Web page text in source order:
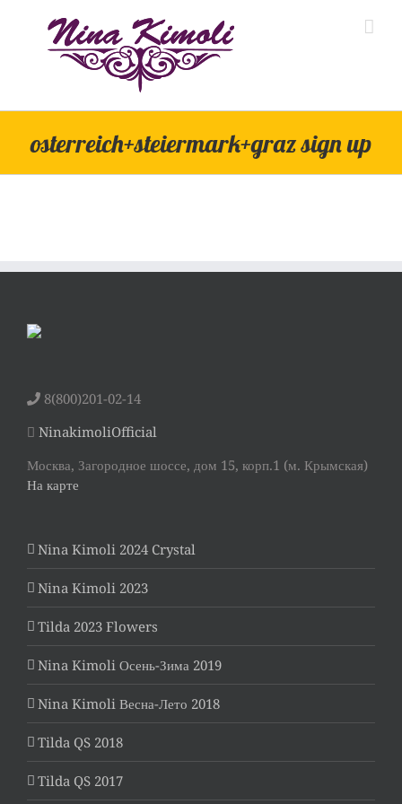
osterreich+steiermark+graz sign up
8(800)201-02-14
NinakimoliOfficial
Москва, Загородное шоссе, дом 15, корп.1 (м. Крымская)
На карте
Nina Kimoli 2024 Crystal
Nina Kimoli 2023
Tilda 2023 Flowers
Nina Kimoli Осень-Зима 2019
Nina Kimoli Весна-Лето 2018
Tilda QS 2018
Tilda QS 2017